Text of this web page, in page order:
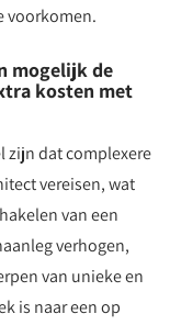
voorkomen.
mogelijk de
kosten met
zijn dat complexere
vereisen, wat
van een
verhogen,
van unieke en
is naar een op